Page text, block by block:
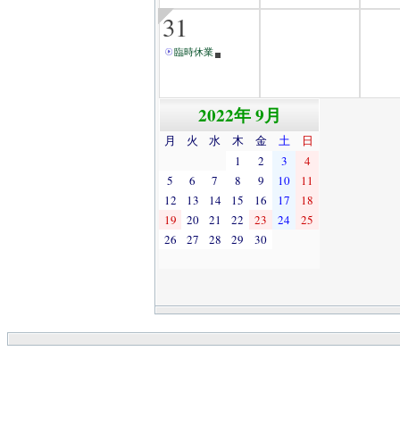
31
臨時休業
2022年 9月
月 火 水 木 金 土
日
1
2 3
4
5
6 7 8 9 10
11
12
13 14 15 16 17
18
19
20 21 22 23 24
25
26
27 28 29 30